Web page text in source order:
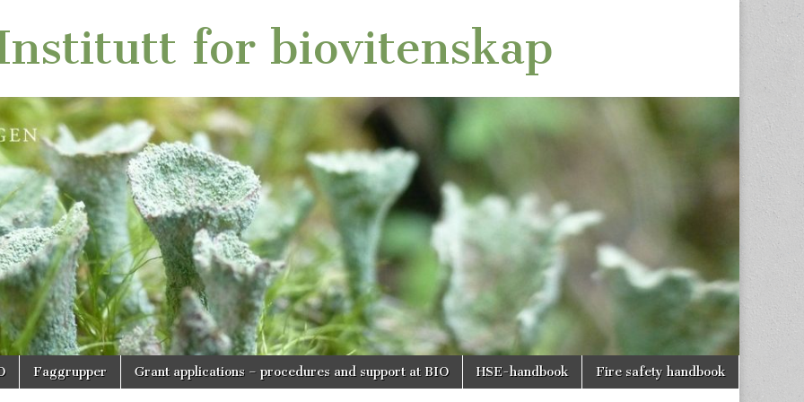
for biovitenskap
Faggrupper Grant applications – procedures and support at BIO HSE-handbook Fire safety handbook